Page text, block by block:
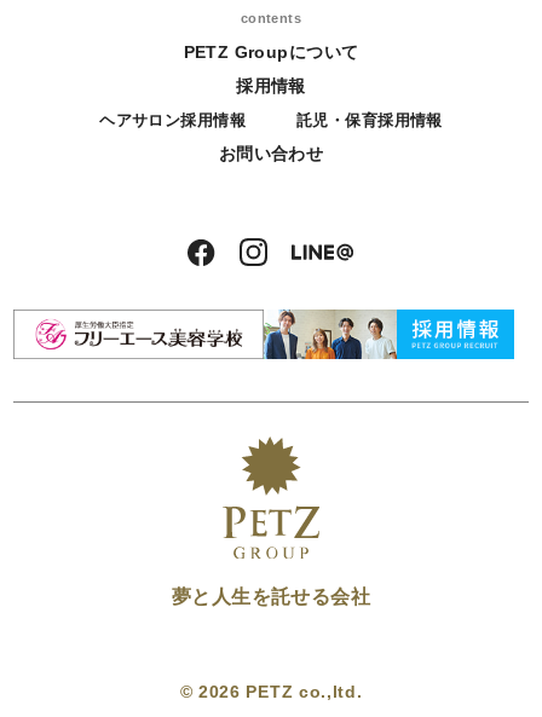
contents
PETZ Groupについて
採用情報
ヘアサロン採用情報 託児・保育採用情報
お問い合わせ
夢と人生を託せる会社
© 2026 PETZ co.,ltd.